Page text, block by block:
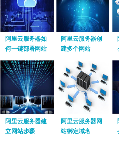
阿里云服务器如
何一键部署网站
阿里云服务器创
建多个网站
阿里云服务器建
立网站步骤
阿里云服务器网
站绑定域名